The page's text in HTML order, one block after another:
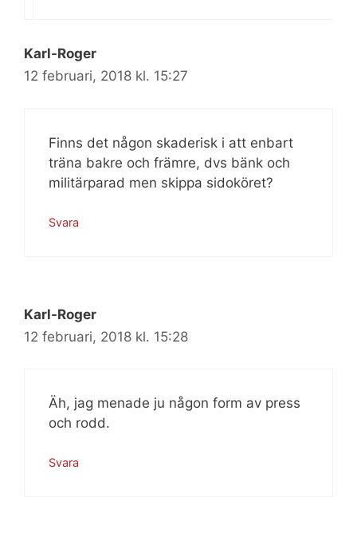
Karl-Roger
12 februari, 2018 kl. 15:27
Finns det någon skaderisk i att enbart
träna bakre och främre, dvs bänk och
militärparad men skippa sidoköret?
Svara
Karl-Roger
12 februari, 2018 kl. 15:28
Äh, jag menade ju någon form av press
och rodd.
Svara